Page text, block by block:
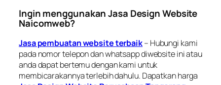
Ingin menggunakan Jasa Design Website
Naicomweb?
Jasa pembuatan website terbaik– Hubungi kami
pada nomor telepon danwhatsappdiwebsite ini atau
anda dapat bertemu dengan kami untuk
membicarakannya terlebih dahulu. Dapatkan harga